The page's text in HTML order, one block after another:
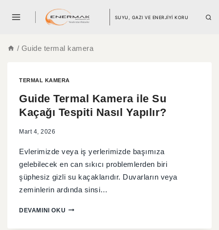
SUYU, GAZI VE ENERJİYİ KORU
/ Guide termal kamera
TERMAL KAMERA
Guide Termal Kamera ile Su
Kaçağı Tespiti Nasıl Yapılır?
Mart 4, 2026
Evlerimizde veya iş yerlerimizde başımıza
gelebilecek en can sıkıcı problemlerden biri
şüphesiz gizli su kaçaklarıdır. Duvarların veya
zeminlerin ardında sinsi…
DEVAMINI OKU